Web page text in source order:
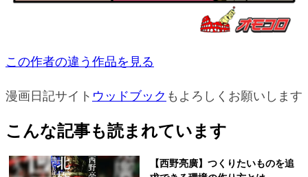
この作者の違う作品を見る
漫画日記サイト ウッドブック もよろしくお願いします
こんな記事も読まれています
【西野亮廣】つくりたいものを追